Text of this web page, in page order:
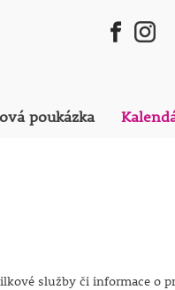
poukázka
služby či informace o